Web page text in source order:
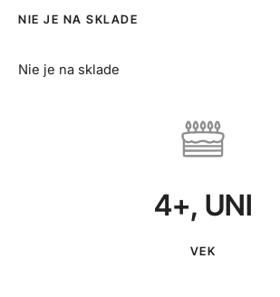
NIE JE NA SKLADE
Nie je na sklade
4+, UNI
VEK